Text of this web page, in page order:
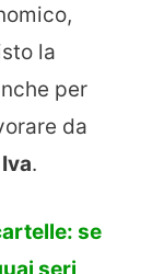
la
per
da
.
se